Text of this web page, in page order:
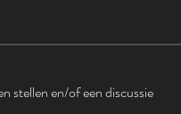
stellen en/of een discussie